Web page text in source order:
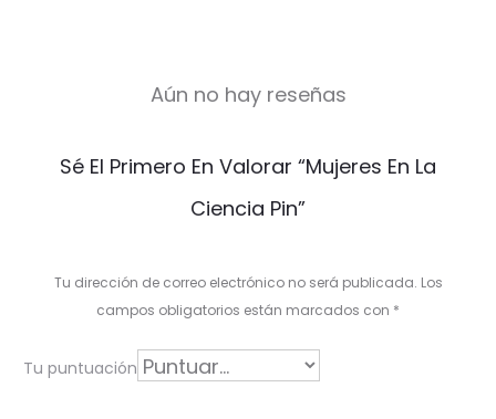
c
Aún no hay reseñas
Sé El Primero En Valorar “Mujeres En La
Ciencia Pin”
Tu dirección de correo electrónico no será publicada. Los
campos obligatorios están marcados con *
Tu puntuación